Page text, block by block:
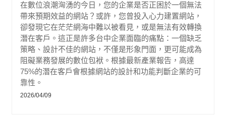
在數位浪潮洶湧的今日，您的企業是否正困於一個無法
帶來預期效益的網站？或許，您曾投入心力建置網站，
卻發現它在茫茫網海中難以被看見，或是無法有效轉換
潛在客戶。這正是許多台中企業面臨的痛點：一個缺乏
策略、設計不佳的網站，不僅是形象門面，更可能成為
阻礙業務發展的數位包袱。根據最新產業報告，高達
75%的潛在客戶會根據網站的設計和功能判斷企業的可
靠性。
2026/04/09